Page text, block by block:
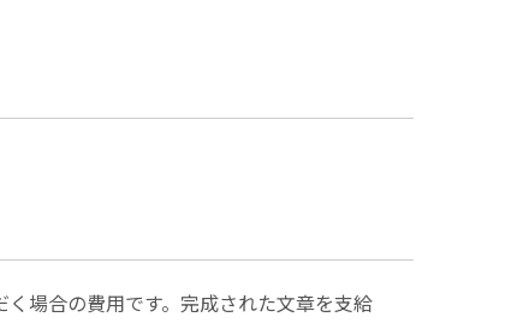
場合の費用です。完成された文章を支給